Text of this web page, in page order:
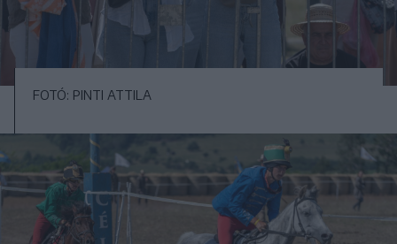
FOTÓ: PINTI ATTILA